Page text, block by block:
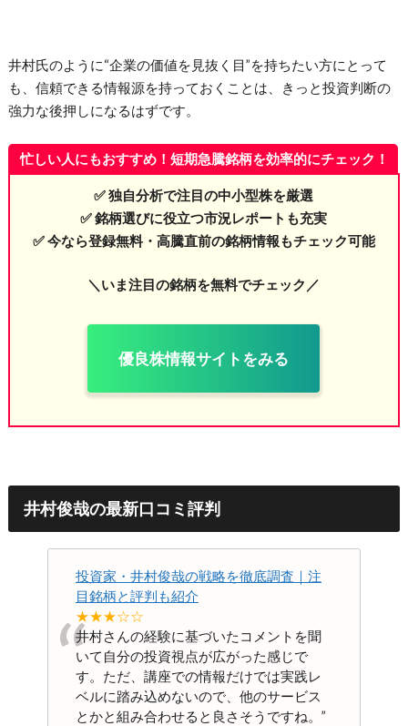
井村氏のように“企業の価値を見抜く目”を持ちたい方にとって
も、信頼できる情報源を持っておくことは、きっと投資判断の
強力な後押しになるはずです。
忙しい人にもおすすめ！短期急騰銘柄を効率的にチェック！
✅ 独自分析で注目の中小型株を厳選
✅ 銘柄選びに役立つ市況レポートも充実
✅ 今なら登録無料・高騰直前の銘柄情報もチェック可能
＼いま注目の銘柄を無料でチェック／
優良株情報サイトをみる
井村俊哉の最新口コミ評判
投資家・井村俊哉の戦略を徹底調査｜注
目銘柄と評判も紹介
★★★☆☆
“井村さんの経験に基づいたコメントを聞
いて自分の投資視点が広がった感じで
す。ただ、講座での情報だけでは実践レ
ベルに踏み込めないので、他のサービス
とかと組み合わせると良さそうですね。 ”